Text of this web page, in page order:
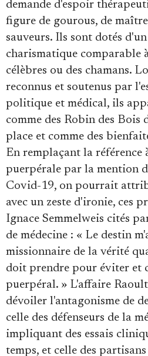
demande d'espoir
figure de gourous, de
sauveurs. Ils sont dotés
charismatique comparable
célèbres ou des chamans.
reconnus et soutenus par
politique et médical, ils
comme des Robin des
place et comme des
En remplaçant la référence
puerpérale par la mention
Covid-19, on pourrait
avec un zeste d'ironie, ces
Ignace Semmelweis cités
de médecine : « Le destin
missionnaire de la vérité
doit prendre pour éviter et
puerpéral. » L'affaire
dévoiler l'antagonisme de
celle des défenseurs de la
impliquant des essais
temps, et celle des